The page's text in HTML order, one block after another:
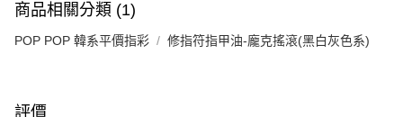
商品相關分類 (1)
POP POP 韓系平價指彩 修指符指甲油-龐克搖滾(黑白灰色系)
評價